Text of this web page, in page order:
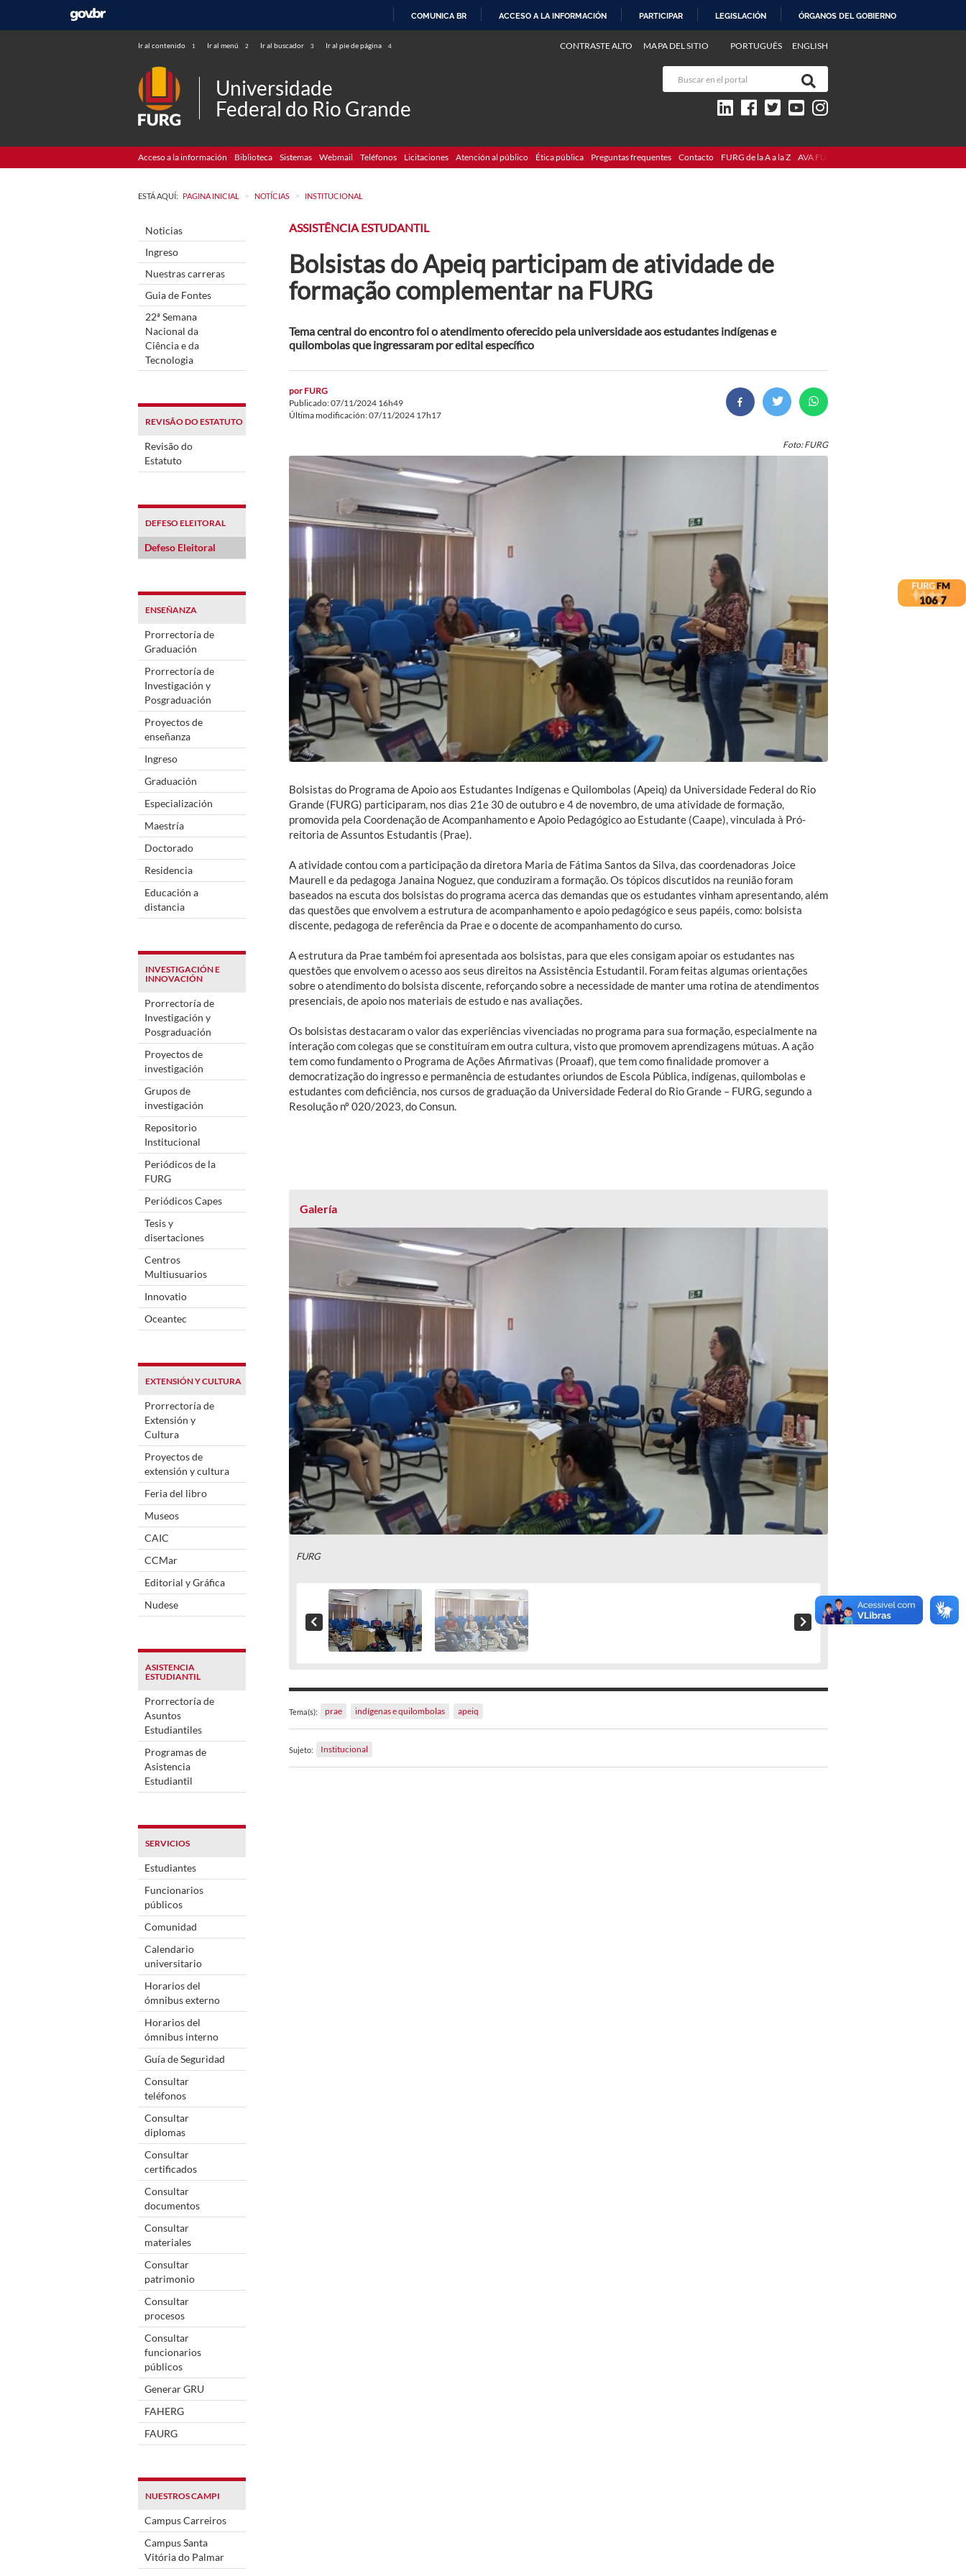
COMUNICA BR ACCESO A LA INFORMACIÓN PARTICIPAR LEGISLACIÓN ÓRGANOS DEL GOBIERNO
Ir al contenido 1 Ir al menú 2 Ir al buscador 3 Ir al pie de página 4 PORTUGUÊS ENGLISH
CONTRASTE ALTO MAPA DEL SITIO
Universidade
Federal do Rio Grande
Acceso a la información Biblioteca Sistemas Webmail Teléfonos Licitaciones Atención al público Ética pública Preguntas frequentes Contacto FURG de la A a la Z AVA FURG
ESTÁ AQUÍ: PAGINA INICIAL > NOTÍCIAS > INSTITUCIONAL
Noticias
Ingreso
Nuestras carreras
Guia de Fontes
22ª Semana
Nacional da
Ciência e da
Tecnologia
REVISÃO DO ESTATUTO
Revisão do
Estatuto
DEFESO ELEITORAL
Defeso Eleitoral
ENSEÑANZA
Prorrectoría de
Graduación
Prorrectoría de
Investigación y
Posgraduación
Proyectos de
enseñanza
Ingreso
Graduación
Especialización
Maestría
Doctorado
Residencia
Educación a
distancia
INVESTIGACIÓN E
INNOVACIÓN
Prorrectoría de
Investigación y
Posgraduación
Proyectos de
investigación
Grupos de
investigación
Repositorio
Institucional
Periódicos de la
FURG
Periódicos Capes
Tesis y
disertaciones
Centros
Multiusuarios
Innovatio
Oceantec
EXTENSIÓN Y CULTURA
Prorrectoría de
Extensión y
Cultura
Proyectos de
extensión y cultura
Feria del libro
Museos
CAIC
CCMar
Editorial y Gráfica
Nudese
ASISTENCIA
ESTUDIANTIL
Prorrectoría de
Asuntos
Estudiantiles
Programas de
Asistencia
Estudiantil
SERVICIOS
Estudiantes
Funcionarios
públicos
Comunidad
Calendario
universitario
Horarios del
ómnibus externo
Horarios del
ómnibus interno
Guía de Seguridad
Consultar
teléfonos
Consultar
diplomas
Consultar
certificados
Consultar
documentos
Consultar
materiales
Consultar
patrimonio
Consultar
procesos
Consultar
funcionarios
públicos
Generar GRU
FAHERG
FAURG
NUESTROS CAMPI
Campus Carreiros
Campus Santa
Vitória do Palmar
ASSISTÊNCIA ESTUDANTIL
Bolsistas do Apeiq participam de atividade de
formação complementar na FURG
Tema central do encontro foi o atendimento oferecido pela universidade aos estudantes indígenas e
quilombolas que ingressaram por edital específico
por FURG
Publicado: 07/11/2024 16h49
Última modificación: 07/11/2024 17h17
Foto: FURG
Bolsistas do Programa de Apoio aos Estudantes Indígenas e Quilombolas (Apeiq) da Universidade Federal do Rio
Grande (FURG) participaram, nos dias 21e 30 de outubro e 4 de novembro, de uma atividade de formação,
promovida pela Coordenação de Acompanhamento e Apoio Pedagógico ao Estudante (Caape), vinculada à Pró-
reitoria de Assuntos Estudantis (Prae).
A atividade contou com a participação da diretora Maria de Fátima Santos da Silva, das coordenadoras Joice
Maurell e da pedagoga Janaina Noguez, que conduziram a formação. Os tópicos discutidos na reunião foram
baseados na escuta dos bolsistas do programa acerca das demandas que os estudantes vinham apresentando, além
das questões que envolvem a estrutura de acompanhamento e apoio pedagógico e seus papéis, como: bolsista
discente, pedagoga de referência da Prae e o docente de acompanhamento do curso.
A estrutura da Prae também foi apresentada aos bolsistas, para que eles consigam apoiar os estudantes nas
questões que envolvem o acesso aos seus direitos na Assistência Estudantil. Foram feitas algumas orientações
sobre o atendimento do bolsista discente, reforçando sobre a necessidade de manter uma rotina de atendimentos
presenciais, de apoio nos materiais de estudo e nas avaliações.
Os bolsistas destacaram o valor das experiências vivenciadas no programa para sua formação, especialmente na
interação com colegas que se constituíram em outra cultura, visto que promovem aprendizagens mútuas. A ação
tem como fundamento o Programa de Ações Afirmativas (Proaaf), que tem como finalidade promover a
democratização do ingresso e permanência de estudantes oriundos de Escola Pública, indígenas, quilombolas e
estudantes com deficiência, nos cursos de graduação da Universidade Federal do Rio Grande – FURG, segundo a
Resolução nº 020/2023, do Consun.
Galería
FURG
Tema(s): prae indígenas e quilombolas apeiq
Sujeto: Institucional